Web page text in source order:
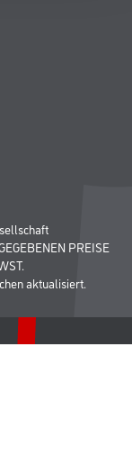
PREISE
aktualisiert.